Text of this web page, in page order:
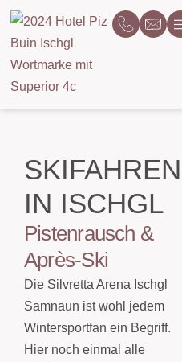
SKIFAHREN
IN ISCHGL
Pistenrausch &
Après-Ski
Die Silvretta Arena Ischgl
Samnaun ist wohl jedem
Wintersportfan ein Begriff.
Hier noch einmal alle